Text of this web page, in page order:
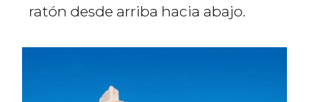
ratón desde arriba hacia abajo.